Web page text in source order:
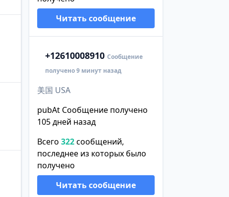
Читать сообщение
+12610008910 Сообщение
получено 9 минут назад
美国 USA
pubAt Сообщение получено
105 дней назад
Всего 322сообщений,
последнее из которых было
получено
Читать сообщение